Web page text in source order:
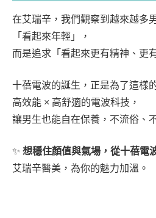
在艾瑞辛，我們觀察到越來越多
「看起來年輕」，
而是追求「看起來更有精神、更
十蓓電波的誕生，正是為了這樣
高效能 × 高舒適的電波科技，
讓男生也能自在保養，不流俗、
✨ 想穩住顏值與氣場，從十蓓電
艾瑞辛醫美，為你的魅力加溫。